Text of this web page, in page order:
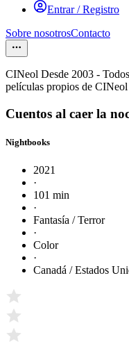
Entrar / Registro
Sobre nosotrosContacto
CINeol Desde 2003 -
películas propios de
Cuentos al caer la
Nightbooks
2021
·
101 min
·
Fantasía / Terror
·
Color
·
Canadá / Estados